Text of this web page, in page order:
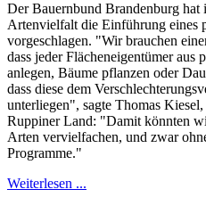
Der Bauernbund Brandenburg hat
Artenvielfalt die Einführung eines
vorgeschlagen. "Wir brauchen
dass jeder Flächeneigentümer
anlegen, Bäume pflanzen oder
dass diese dem
unterliegen", sagte Thomas
Ruppiner Land: "Damit könnten
Arten vervielfachen, und zwar
Programme."
Weiterlesen ...